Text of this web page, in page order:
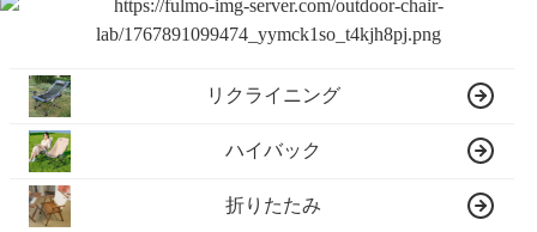
リクライニング
ハイバック
折りたたみ